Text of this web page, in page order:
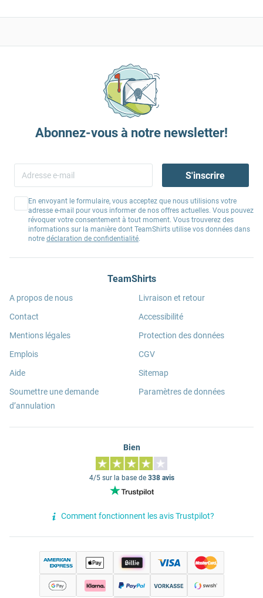
Abonnez-vous à notre newsletter!
S'inscrire
En envoyant le formulaire, vous acceptez que nous utilisions votre
adresse e-mail pour vous informer de nos offres actuelles. Vous pouvez
révoquer votre consentement à tout moment. Vous trouverez des
informations sur la manière dont TeamShirts utilise vos données dans
notre déclaration de confidentialité.
TeamShirts
A propos de nous
Contact
Mentions légales
Emplois
Aide
Soumettre une demande
d’annulation
Livraison et retour
Accessibilité
Protection des données
CGV
Sitemap
Paramètres de données
Bien
4/5 sur la base de 338 avis
Comment fonctionnent les avis Trustpilot?